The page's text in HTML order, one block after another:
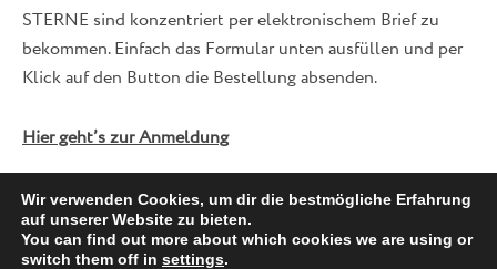
STERNE sind konzentriert per elektronischem Brief zu
bekommen. Einfach das Formular unten ausfüllen und per
Klick auf den Button die Bestellung absenden.
Hier geht’s zur Anmeldung
FacebookTwitterInstagram
Wir verwenden Cookies, um dir die bestmögliche Erfahrung
auf unserer Website zu bieten.
You can find out more about which cookies we are using or
switch them off in settings.